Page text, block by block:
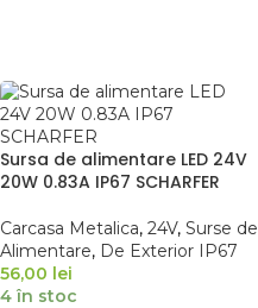
Sursa de alimentare LED 24V
20W 0.83A IP67 SCHARFER
Carcasa Metalica, 24V, Surse de
Alimentare, De Exterior IP67
56,00 lei
4 în stoc